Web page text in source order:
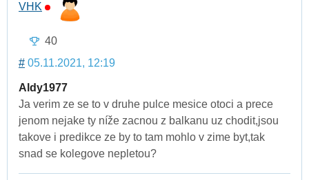
VHK
40
# 05.11.2021, 12:19
Aldy1977
Ja verim ze se to v druhe pulce mesice otoci a prece
jenom nejake ty níže zacnou z balkanu uz chodit,jsou
takove i predikce ze by to tam mohlo v zime byt,tak
snad se kolegove nepletou?